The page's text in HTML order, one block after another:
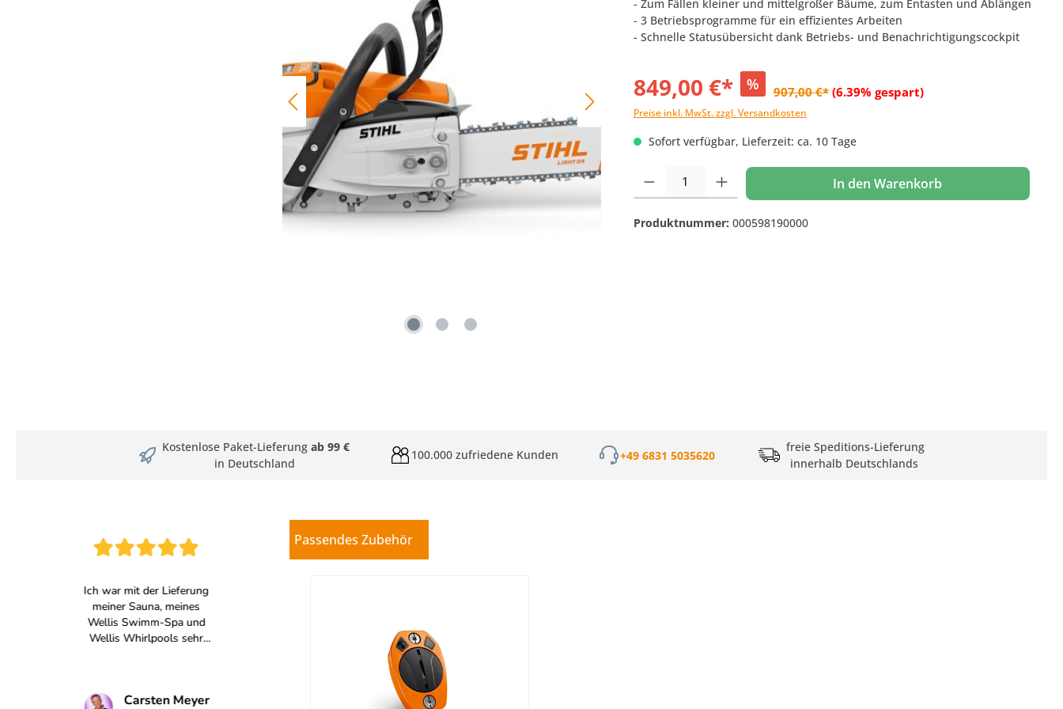
- Zum Fällen kleiner und mittelgroßer Bäume, zum Entasten und Ablängen
- 3 Betriebsprogramme für ein effizientes Arbeiten
- Schnelle Statusübersicht dank Betriebs- und Benachrichtigungscockpit
849,00 €* % 907,00 €* (6.39% gespart)
Preise inkl. MwSt. zzgl. Versandkosten
Sofort verfügbar, Lieferzeit: ca. 10 Tage
Produkt Anzahl: Gib den gewünschten Wert ein oder benutze die Schaltflächen um die
In den Warenkorb
Produktnummer: 000598190000
Kostenlose Paket-Lieferung ab 99 €
in Deutschland
100.000 zufriedene Kunden +49 6831 5035620
freie Speditions-Lieferung
innerhalb Deutschlands
Passendes Zubehör